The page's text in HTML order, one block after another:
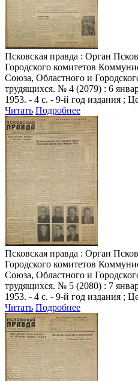
Псковская правда : Орган
Городского комитетов
Союза, Областного и
трудящихся. № 4 (2079) : 6
1953. - 4 с. - 9-й год издания ;
Читать Подробнее
Псковская правда : Орган
Городского комитетов
Союза, Областного и
трудящихся. № 5 (2080) : 7
1953. - 4 с. - 9-й год издания ;
Читать Подробнее